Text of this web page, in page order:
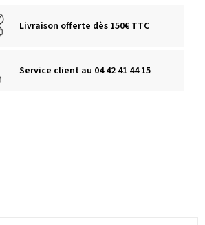
Livraison offerte dès 150€ TTC
Service client au 04 42 41 44 15